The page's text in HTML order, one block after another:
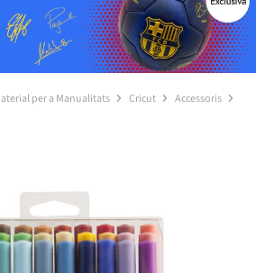
per a Manualitats Cricut
Accessoris